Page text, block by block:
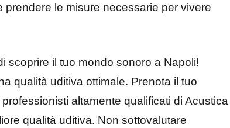
le misure necessarie per vivere
scoprire il tuo mondo sonoro a Napoli!
qualità uditiva ottimale. Prenota il tuo
altamente qualificati di Acustica
qualità uditiva. Non sottovalutare